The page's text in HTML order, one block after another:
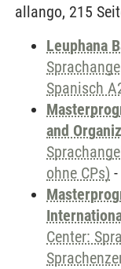
allango, 215
Leuphana
Spanisch
and
ohne CPs) -
Center: